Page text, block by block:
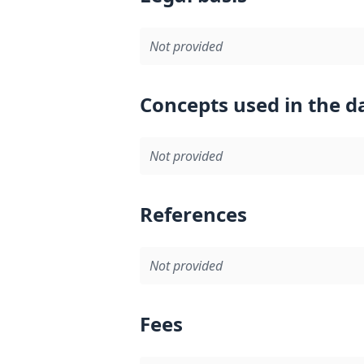
Not provided
Concepts used in the
Not provided
References
Not provided
Fees